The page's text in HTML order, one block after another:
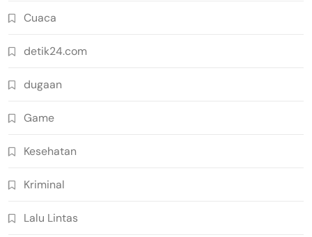
Cuaca
detik24.com
dugaan
Game
Kesehatan
Kriminal
Lalu Lintas